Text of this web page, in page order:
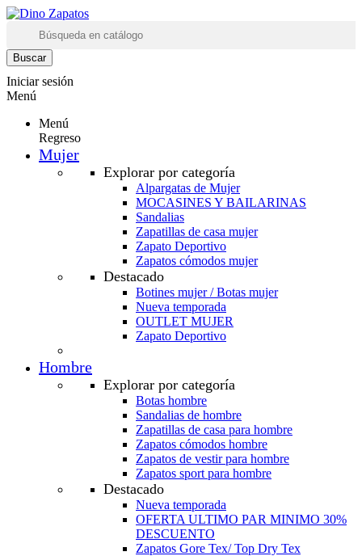
Buscar
Iniciar sesión
Menú
Menú
Regreso
Mujer
Explorar por categoría
Alpargatas de Mujer
MOCASINES Y BAILARINAS
Sandalias
Zapatillas de casa mujer
Zapato Deportivo
Zapatos cómodos mujer
Destacado
Botines mujer / Botas mujer
Nueva temporada
OUTLET MUJER
Zapato Deportivo
Hombre
Explorar por categoría
Botas hombre
Sandalias de hombre
Zapatillas de casa para hombre
Zapatos cómodos hombre
Zapatos de vestir para hombre
Zapatos sport para hombre
Destacado
Nueva temporada
OFERTA ULTIMO PAR MINIMO 30%
DESCUENTO
Zapatos Gore Tex/ Top Dry Tex